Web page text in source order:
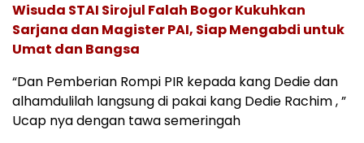
Wisuda STAI Sirojul Falah Bogor Kukuhkan
Sarjana dan Magister PAI, Siap Mengabdi untuk
Umat dan Bangsa
“Dan Pemberian Rompi PIR kepada kang Dedie dan
alhamdulilah langsung di pakai kang Dedie Rachim , ”
Ucap nya dengan tawa semeringah